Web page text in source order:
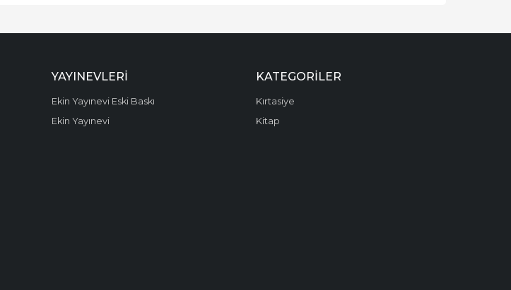
YAYINEVLERI
Ekin Yayınevi Eski Baskı
Ekin Yayınevi
KATEGORILER
Kırtasiye
Kitap